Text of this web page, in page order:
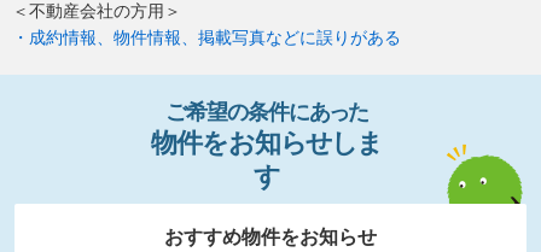
＜不動産会社の方用＞
・成約情報、物件情報、掲載写真などに誤りがある
ご希望の条件にあった
物件をお知らせし ま
す
おすすめ物件をお知らせ